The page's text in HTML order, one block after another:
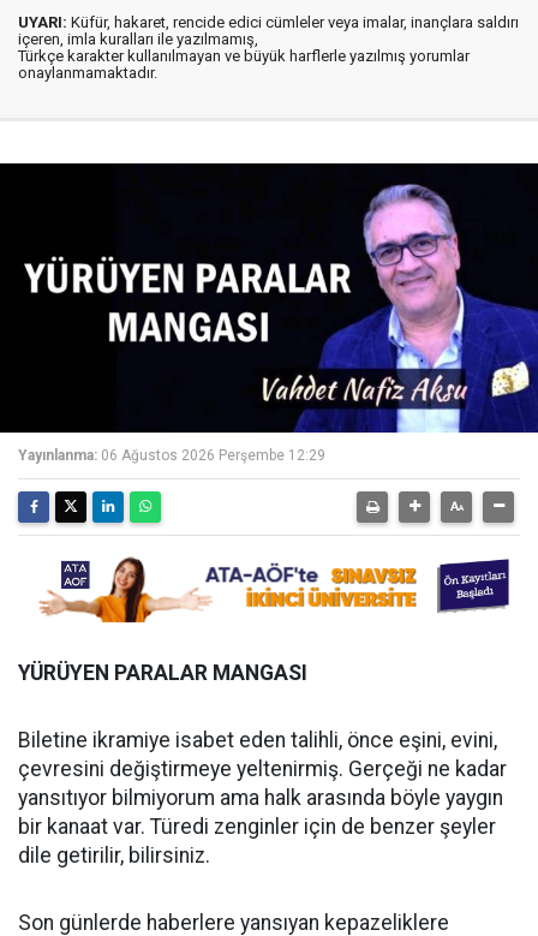
UYARI: Küfür, hakaret, rencide edici cümleler veya imalar, inançlara saldırı
içeren, imla kuralları ile yazılmamış,
Türkçe karakter kullanılmayan ve büyük harflerle yazılmış yorumlar
onaylanmamaktadır.
Yayınlanma: 06 Ağustos 2026 Perşembe 12:29
YÜRÜYEN PARALAR MANGASI
Biletine ikramiye isabet eden talihli, önce eşini, evini,
çevresini değiştirmeye yeltenirmiş. Gerçeği ne kadar
yansıtıyor bilmiyorum ama halk arasında böyle yaygın
bir kanaat var. Türedi zenginler için de benzer şeyler
dile getirilir, bilirsiniz.
Son günlerde haberlere yansıyan kepazeliklere